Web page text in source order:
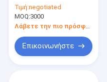
μορφής για Dripper
καφέ
Τιμή:negotiated
MOQ:3000
Επικοινωνήστε